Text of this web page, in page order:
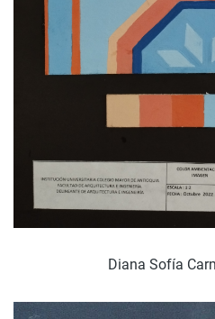
Diana Sofía